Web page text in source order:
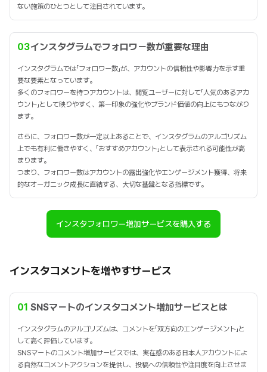
ない施策のひとつとして注目されています。
03インスタグラムでフォロワー数が重要な理由
インスタグラムでは「フォロワー数」が、アカウントの信頼性や影響力を示す重
要な要素となっています。
多くのフォロワーを持つアカウントは、閲覧ユーザーに対して「人気のあるアカ
ウント」として映りやすく、第一印象の強化やブランド価値の向上にもつながり
ます。
さらに、フォロワー数が一定以上あることで、インスタグラムのアルゴリズム
上でも有利に働きやすく、「おすすめアカウント」として表示される可能性が高
まります。
つまり、フォロワー数はアカウントの露出強化やエンゲージメント獲得、将来
的なオーガニック成長に直結する、大切な基盤となる指標です。
インスタフォロワー増加サービスを購入する
インスタコメントを増やすサービス
01 SNSマートのインスタコメント増加サービスとは
インスタグラムのアルゴリズムは、コメントを「双方向のエンゲージメント」と
して高く評価しています。
SNSマートのコメント増加サービスでは、実在感のある日本人アカウントによ
る自然なコメントアクションを提供し、投稿への信頼性や注目度を向上させま